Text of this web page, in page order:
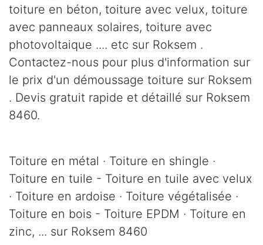
toiture en béton, toiture avec velux, toiture
avec panneaux solaires, toiture avec
photovoltaique .... etc sur Roksem .
Contactez-nous pour plus d'information sur
le prix d'un démoussage toiture sur Roksem
. Devis gratuit rapide et détaillé sur Roksem
8460.
Toiture en métal · Toiture en shingle ·
Toiture en tuile - Toiture en tuile avec velux
· Toiture en ardoise · Toiture végétalisée ·
Toiture en bois - Toiture EPDM · Toiture en
zinc, ... sur Roksem 8460